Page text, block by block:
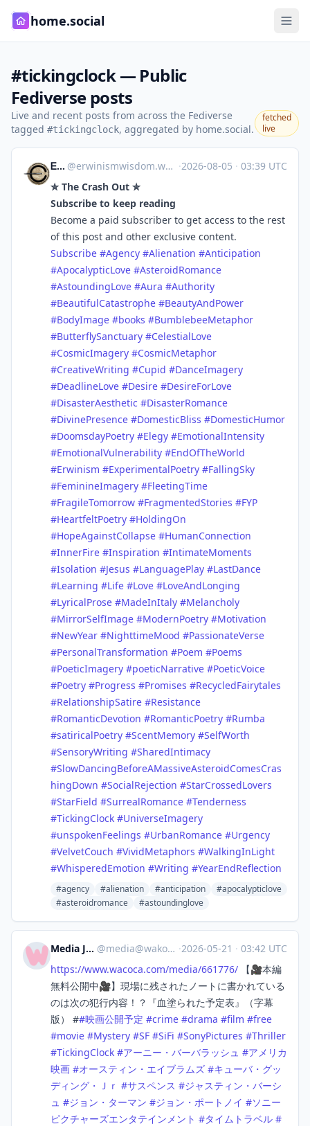
home.social
#tickingclock — Public
Fediverse posts
Live and recent posts from across the Fediverse
tagged #tickingclock, aggregated by home.social.
fetched
live
ᎬᏒᎳᎥᏁᎥsm @erwinismwisdom.wordpress.com@erwinismwisdom.wordpress.com ·2026-08-05 · 03:39 UTC
✮ The Crash Out ✮
Subscribe to keep reading
Become a paid subscriber to get access to the rest
of this post and other exclusive content.
Subscribe #Agency #Alienation #Anticipation
#ApocalypticLove #AsteroidRomance
#AstoundingLove #Aura #Authority
#BeautifulCatastrophe #BeautyAndPower
#BodyImage #books #BumblebeeMetaphor
#ButterflySanctuary #CelestialLove
#CosmicImagery #CosmicMetaphor
#CreativeWriting #Cupid #DanceImagery
#DeadlineLove #Desire #DesireForLove
#DisasterAesthetic #DisasterRomance
#DivinePresence #DomesticBliss #DomesticHumor
#DoomsdayPoetry #Elegy #EmotionalIntensity
#EmotionalVulnerability #EndOfTheWorld
#Erwinism #ExperimentalPoetry #FallingSky
#FeminineImagery #FleetingTime
#FragileTomorrow #FragmentedStories #FYP
#HeartfeltPoetry #HoldingOn
#HopeAgainstCollapse #HumanConnection
#InnerFire #Inspiration #IntimateMoments
#Isolation #Jesus #LanguagePlay #LastDance
#Learning #Life #Love #LoveAndLonging
#LyricalProse #MadeInItaly #Melancholy
#MirrorSelfImage #ModernPoetry #Motivation
#NewYear #NighttimeMood #PassionateVerse
#PersonalTransformation #Poem #Poems
#PoeticImagery #poeticNarrative #PoeticVoice
#Poetry #Progress #Promises #RecycledFairytales
#RelationshipSatire #Resistance
#RomanticDevotion #RomanticPoetry #Rumba
#satiricalPoetry #ScentMemory #SelfWorth
#SensoryWriting #SharedIntimacy
#SlowDancingBeforeAMassiveAsteroidComesCras
hingDown #SocialRejection #StarCrossedLovers
#StarField #SurrealRomance #Tenderness
#TickingClock #UniverseImagery
#unspokenFeelings #UrbanRomance #Urgency
#VelvetCouch #VividMetaphors #WalkingInLight
#WhisperedEmotion #Writing #YearEndReflection
#agency #alienation #anticipation
#apocalypticlove
#asteroidromance
#astoundinglove
Media Japan @media@wakoka.com ·2026-05-21 · 03:42 UTC
https://www.wacoca.com/media/661776/ 【🎥本編
無料公開中🎥】現場に残されたノートに書かれている
のは次の犯行内容！？『血塗られた予定表』（字幕
版） ##映画公開予定 #crime #drama #film #free
#movie #Mystery #SF #SiFi #SonyPictures #Thriller
#TickingClock #アーニー・バーバラッシュ #アメリカ
映画 #オースティン・エイブラムズ #キューバ・グッ
ディング・Ｊｒ #サスペンス #ジャスティン・バーシ
ュ #ジョン・ターマン #ジョン・ポートノイ #ソニー
ピクチャーズエンタテインメント #タイムトラベル #